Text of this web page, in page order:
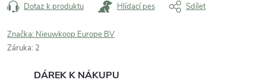
Dotaz k produktu Hlídací pes Sdílet
Značka: Nieuwkoop Europe BV
Záruka: 2
DÁREK K NÁKUPU